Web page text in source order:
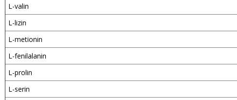
L-valin
L-lizin
L-metionin
L-fenilalanin
L-prolin
L-serin